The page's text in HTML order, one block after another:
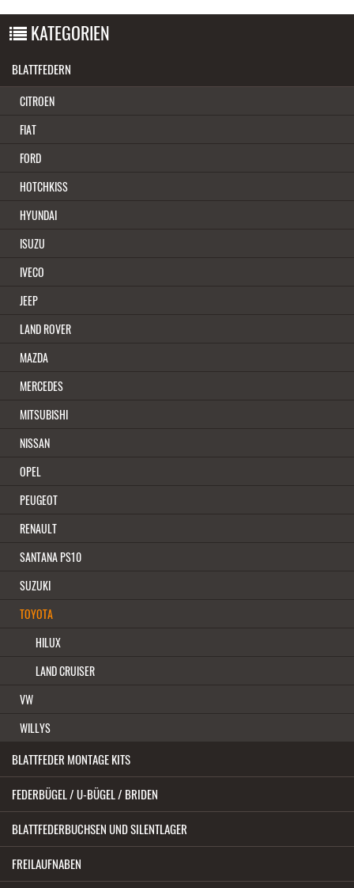
KATEGORIEN
BLATTFEDERN
CITROEN
FIAT
FORD
HOTCHKISS
HYUNDAI
ISUZU
IVECO
JEEP
LAND ROVER
MAZDA
MERCEDES
MITSUBISHI
NISSAN
OPEL
PEUGEOT
RENAULT
SANTANA PS10
SUZUKI
TOYOTA
HILUX
LAND CRUISER
VW
WILLYS
BLATTFEDER MONTAGE KITS
FEDERBÜGEL / U-BÜGEL / BRIDEN
BLATTFEDERBUCHSEN UND SILENTLAGER
FREILAUFNABEN